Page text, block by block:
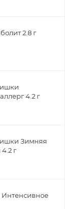
2.8 г
4.2 г
Зимняя
г
Интенсивное